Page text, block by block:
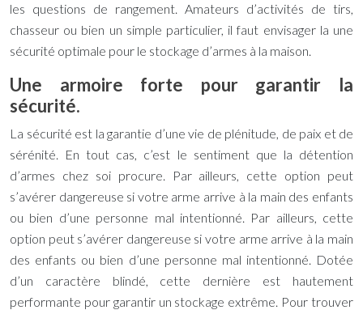
les questions de rangement. Amateurs d’activités de tirs,
chasseur ou bien un simple particulier, il faut envisager la une
sécurité optimale pour le stockage d’armes à la maison.
Une armoire forte pour garantir la
sécurité.
La sécurité est la garantie d’une vie de plénitude, de paix et de
sérénité. En tout cas, c’est le sentiment que la détention
d’armes chez soi procure. Par ailleurs, cette option peut
s’avérer dangereuse si votre arme arrive à la main des enfants
ou bien d’une personne mal intentionné. Par ailleurs, cette
option peut s’avérer dangereuse si votre arme arrive à la main
des enfants ou bien d’une personne mal intentionné. Dotée
d’un caractère blindé, cette dernière est hautement
performante pour garantir un stockage extrême. Pour trouver